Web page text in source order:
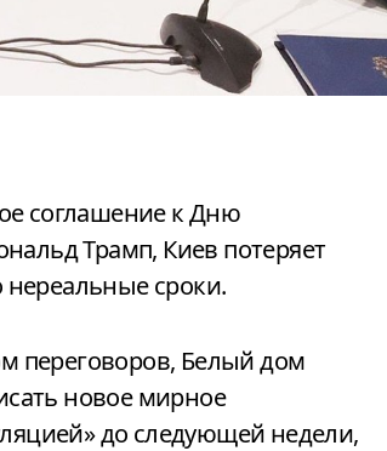
Трамп, Киев потеряет
нереальные сроки.
новое мирное
до следующей недели,